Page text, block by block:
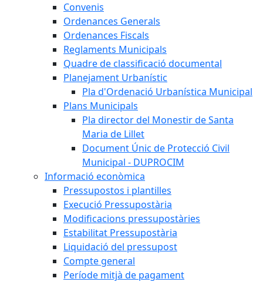
Convenis
Ordenances Generals
Ordenances Fiscals
Reglaments Municipals
Quadre de classificació documental
Planejament Urbanístic
Pla d'Ordenació Urbanística Municipal
Plans Municipals
Pla director del Monestir de Santa
Maria de Lillet
Document Únic de Protecció Civil
Municipal - DUPROCIM
Informació econòmica
Pressupostos i plantilles
Execució Pressupostària
Modificacions pressupostàries
Estabilitat Pressupostària
Liquidació del pressupost
Compte general
Període mitjà de pagament